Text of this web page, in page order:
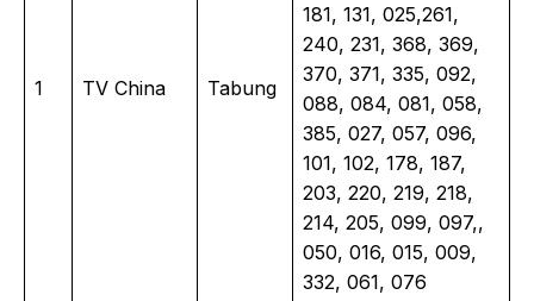
1 TV China Tabung
181, 131, 025,261,
240, 231, 368, 369,
370, 371, 335, 092,
088, 084, 081, 058,
385, 027, 057, 096,
101, 102, 178, 187,
203, 220, 219, 218,
214, 205, 099, 097,,
050, 016, 015, 009,
332, 061, 076